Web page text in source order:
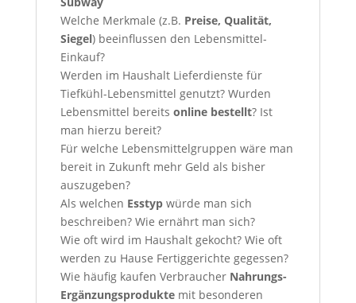
Welche Merkmale (z.B. Preise, Qualität,
Siegel) beeinflussen den Lebensmittel-
Einkauf?
Werden im Haushalt Lieferdienste für
Tiefkühl-Lebensmittel genutzt? Wurden
Lebensmittel bereits online bestellt? Ist
man hierzu bereit?
Für welche Lebensmittelgruppen wäre man
bereit in Zukunft mehr Geld als bisher
auszugeben?
Als welchen Esstypwürde man sich
beschreiben? Wie ernährt man sich?
Wie oft wird im Haushalt gekocht? Wie oft
werden zu Hause Fertiggerichte gegessen?
Wie häufig kaufen Verbraucher Nahrungs-
Ergänzungsproduktemit besonderen